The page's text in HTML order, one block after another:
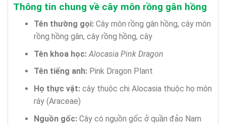
Thông tin chung về cây môn rồng gân hồng
Tên thường gọi:Cây môn rồng gân hồng, cây môn
rồng hồng gân, cây rồng hồng, cây
Tên khoa học: Alocasia Pink Dragon
Tên tiếng anh: Pink Dragon Plant
Họ thực vật:cây thuộc chi Alocasia thuộc họ môn
ráy (Araceae)
Nguồn gốc:Cây có nguồn gốc ở quần đảo Nam